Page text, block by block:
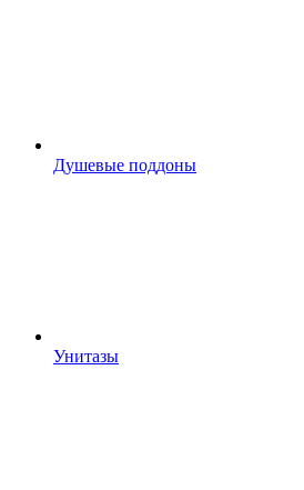
Душевые поддоны
Унитазы